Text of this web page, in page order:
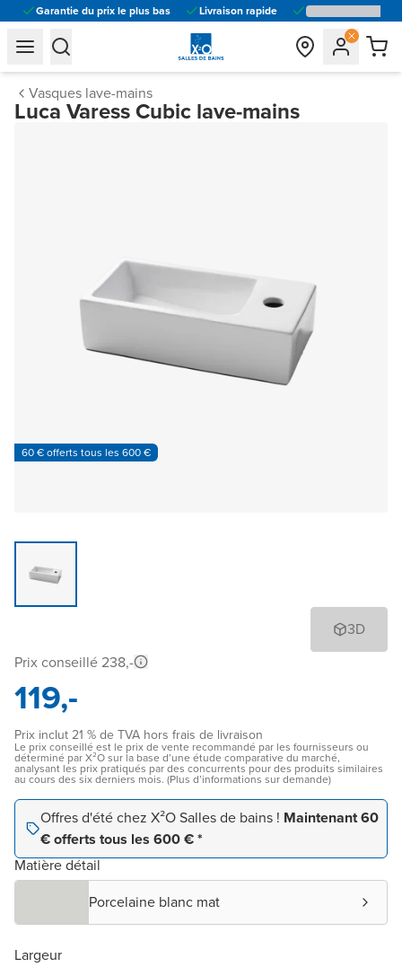
Garantie du prix le plus bas Livraison rapide
general.navigation.toggle_menu.label
general.navigation.toggle_menu.label
Vasques lave-mains
Luca Varess Cubic lave-mains
60 € offerts tous les 600 €
3D
Prix conseillé 238,-
119,-
Prix inclut 21 % de TVA hors frais de livraison
Le prix conseillé est le prix de vente recommandé par les fournisseurs ou
déterminé par X²O sur la base d’une étude comparative du marché,
analysant les prix pratiqués par des concurrents pour des produits similaires
au cours des six derniers mois. (Plus d’informations sur demande)
Offres d'été chez X²O Salles de bains ! Maintenant 60
€ offerts tous les 600 € *
Matière détail
Porcelaine blanc mat
Largeur